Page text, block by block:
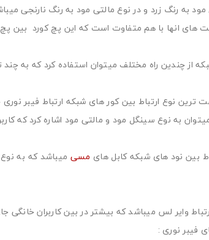
به رنگ زرد و در نوع مالتی مود به رنگ نارنجی
های انها با هم متفاوت است که این پچ کورد بین پچ
از چندین راه مختلف میتوان استفاده کرد که به چند
نوع ارتباط بین کور های شبکه ارتباط فیبر
میتوان به نوع سینگل مود و مالتی مود اشاره کرد که
بین نود های شبکه کابل های مسی
وایر لس میباشد که بیشتر در بین کاربران خانگی
فیبر نوری :